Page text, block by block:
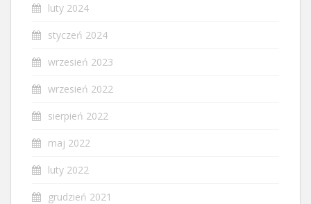
luty 2024
styczeń 2024
wrzesień 2023
wrzesień 2022
sierpień 2022
maj 2022
luty 2022
grudzień 2021